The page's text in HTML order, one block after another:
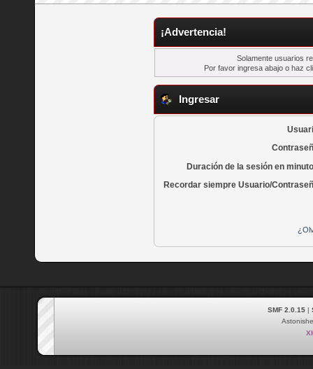
¡Advertencia!
Solamente usuarios
Por favor ingresa abajo o haz
Ingresar
Duración de la sesión en
Recordar siempre Usuario/
SMF 2.0.15|